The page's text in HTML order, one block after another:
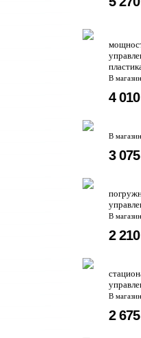
В
4
В
3
В
2
В
2